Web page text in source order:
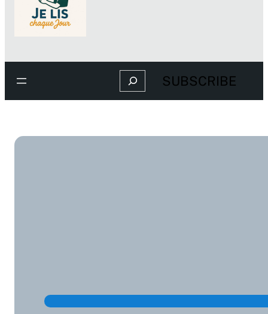
Search SUBSCRIBE